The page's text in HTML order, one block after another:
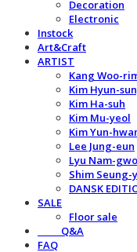
Decoration
Electronic
Instock
Art&Craft
ARTIST
Kang Woo-
Kim Hyun-
Kim Ha-suh
Kim Mu-yeol
Kim Yun-
Lee Jung-eun
Lyu Nam-
Shim Seung-
DANSK
SALE
Floor sale
⠀⠀⠀Q&A
FAQ